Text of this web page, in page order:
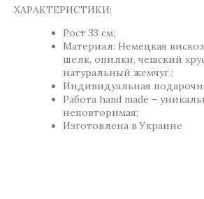
ХАРАКТЕРИСТИКИ:
Рост 33 см;
Материал: Немецкая
шелк, опилки, чешский
натуральный жемчуг.;
Индивидуальная
Работа hand made –
неповторимая;
Изготовлена в Украине